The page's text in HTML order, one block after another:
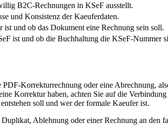
B2C-Rechnungen in KSeF ausstellt.
und Konsistenz der Kaeuferdaten.
ist und ob das Dokument eine Rechnung sein soll.
ist und ob die Buchhaltung die KSeF-Nummer
Korrekturrechnung oder eine Abrechnung,
Korrektur haben, achten Sie auf die
soll und wer der formale Kaeufer ist.
Ablehnung oder einer Rechnung an den